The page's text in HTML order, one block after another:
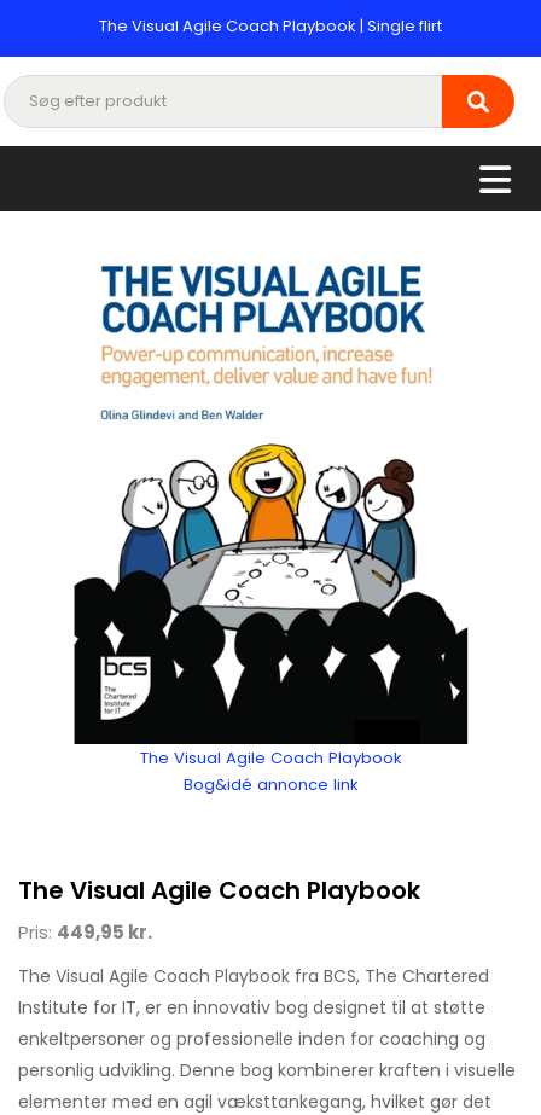
The Visual Agile Coach Playbook | Single flirt
The Visual Agile Coach Playbook
Bog&idé annonce link
The Visual Agile Coach Playbook
Pris: 449,95 kr.
The Visual Agile Coach Playbook fra BCS, The Chartered
Institute for IT, er en innovativ bog designet til at støtte
enkeltpersoner og professionelle inden for coaching og
personlig udvikling. Denne bog kombinerer kraften i visuelle
elementer med en agil væksttankegang, hvilket gør det